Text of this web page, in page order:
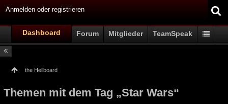
Anmelden oder registrieren
Dashboard Forum Mitglieder TeamSpeak
the Hellboard
Themen mit dem Tag „Star Wars“